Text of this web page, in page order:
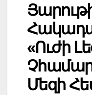
«Ուժի
Մեզի